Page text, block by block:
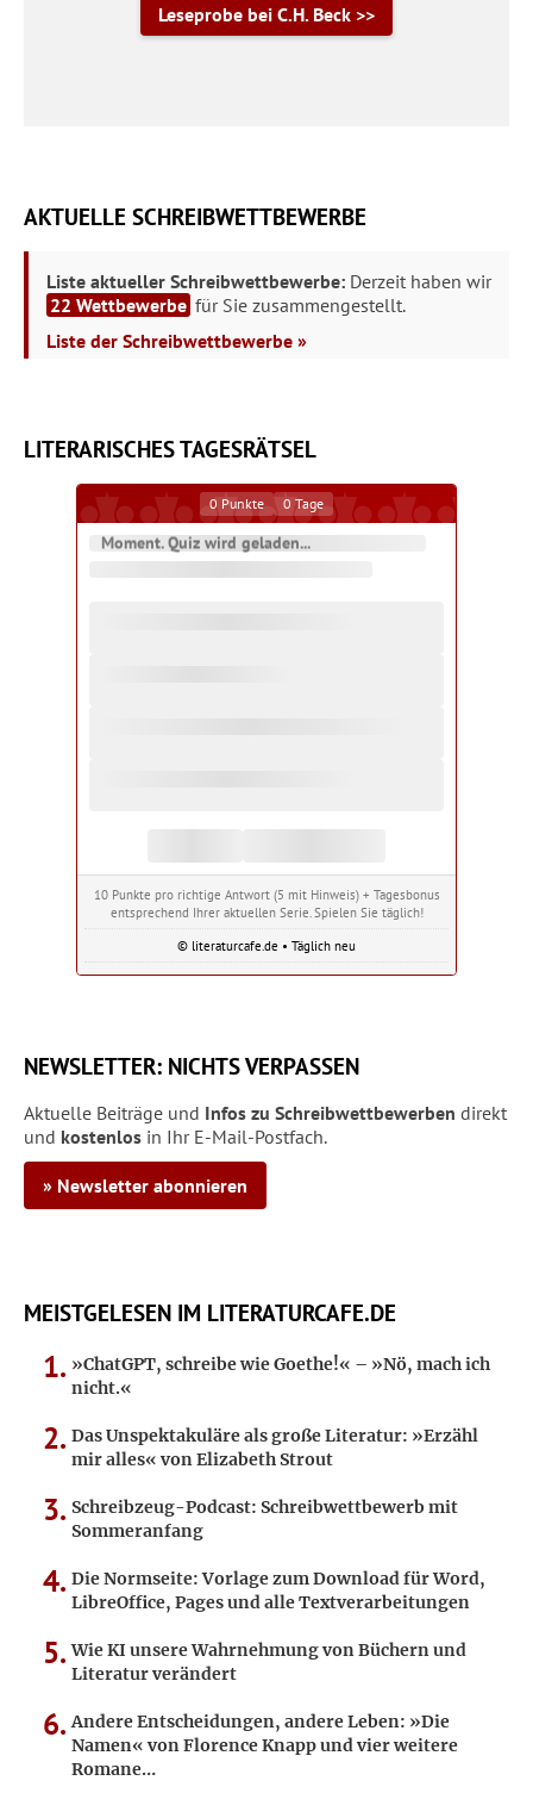
Leseprobe bei C.H. Beck >>
AKTUELLE SCHREIBWETTBEWERBE
Liste aktueller Schreibwettbewerbe: Derzeit haben wir
22 Wettbewerbe für Sie zusammengestellt.
Liste der Schreibwettbewerbe »
LITERARISCHES TAGESRÄTSEL
0 Punkte 0 Tage
Moment. Quiz wird geladen...
10 Punkte pro richtige Antwort (5 mit Hinweis) + Tagesbonus
entsprechend Ihrer aktuellen Serie. Spielen Sie täglich!
© literaturcafe.de • Täglich neu
NEWSLETTER: NICHTS VERPASSEN
Aktuelle Beiträge und Infos zu Schreibwettbewerben direkt
und kostenlos in Ihr E-Mail-Postfach.
» Newsletter abonnieren
MEISTGELESEN IM LITERATURCAFE.DE
»ChatGPT, schreibe wie Goethe!« – »Nö, mach ich
nicht.«
Das Unspektakuläre als große Literatur: »Erzähl
mir alles« von Elizabeth Strout
Schreibzeug-Podcast: Schreibwettbewerb mit
Sommeranfang
Die Normseite: Vorlage zum Download für Word,
LibreOffice, Pages und alle Textverarbeitungen
Wie KI unsere Wahrnehmung von Büchern und
Literatur verändert
Andere Entscheidungen, andere Leben: »Die
Namen« von Florence Knapp und vier weitere
Romane…